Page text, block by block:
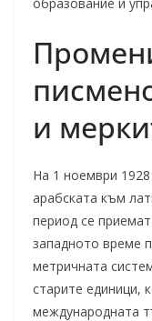
и
На 1 ноември
арабската към
период се
западното време
метричната
старите единици,
международната